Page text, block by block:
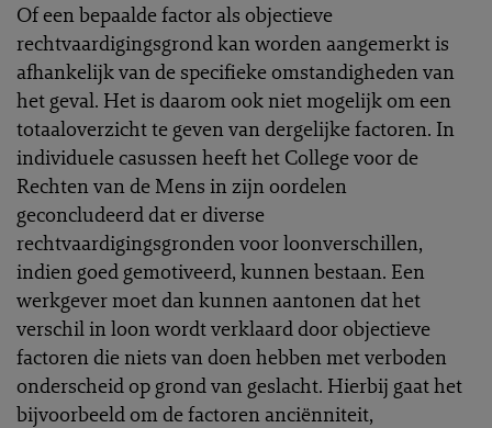
Of een bepaalde factor als objectieve
rechtvaardigingsgrond kan worden aangemerkt is
afhankelijk van de specifieke omstandigheden van
het geval. Het is daarom ook niet mogelijk om een
totaaloverzicht te geven van dergelijke factoren. In
individuele casussen heeft het College voor de
Rechten van de Mens in zijn oordelen
geconcludeerd dat er diverse
rechtvaardigingsgronden voor loonverschillen,
indien goed gemotiveerd, kunnen bestaan. Een
werkgever moet dan kunnen aantonen dat het
verschil in loon wordt verklaard door objectieve
factoren die niets van doen hebben met verboden
onderscheid op grond van geslacht. Hierbij gaat het
bijvoorbeeld om de factoren anciënniteit,